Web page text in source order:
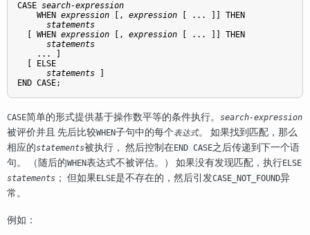
CASE search-expression
    WHEN
expression , expression ...
] THEN
statements
WHEN expression , expression ...
] THEN
statements
    ...
ELSE
statements
END CASE;
CASE简单的形式提供基于操作数平等的条件执行。 search-expression
被评价并且 先后比较WHEN子句中的每个表达式。 如果找到匹配，那么
相应的statements被执行， 然后控制在END CASE之后传递到下一个语
句。 （随后的WHEN表达式不被评估。） 如果没有发现匹配，执行ELSE
statements ； 但如果ELSE是不存在的，然后引发CASE_NOT_FOUND异
常。
例如：